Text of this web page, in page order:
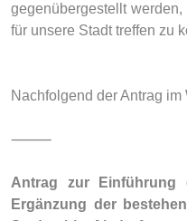
gegenübergestellt
für unsere Stadt treffen zu
Nachfolgend der Antrag im
⸻
Antrag zur Einführung
Ergänzung der